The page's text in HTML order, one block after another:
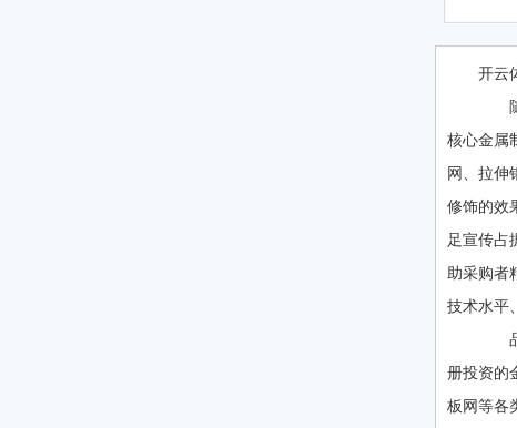
开云
随
核心金属
网、拉伸
修饰的效
足宣传占
助采购者
技术水平
品
册投资的
板网等各